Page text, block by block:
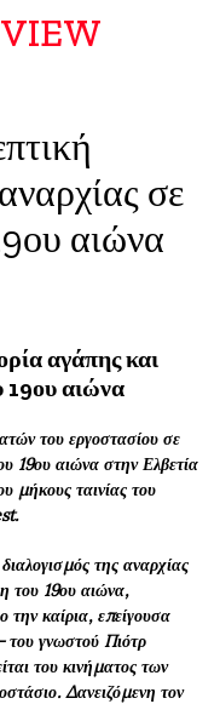
σε
αιώνα
αγάπης και
19ου αιώνα
του εργοστασίου σε
19ου αιώνα στην Ελβετία
μήκους ταινίας του
της αναρχίας
του 19ου αιώνα,
την καίρια, επείγουσα
του γνωστού Πιότρ
του κινήματος των
Δανειζόμενη τον